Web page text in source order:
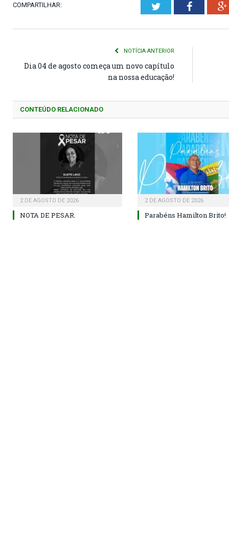
COMPARTILHAR: Twitter
NOTÍCIA ANTERIOR
Dia 04 de agosto começa um novo capítulo
na nossa educação!
CONTEÚDO RELACIONADO
2 DE AGOSTO DE 2026
NOTA DE PESAR.
2 DE AGOSTO DE 2026
Parabéns Hamilton Brito!